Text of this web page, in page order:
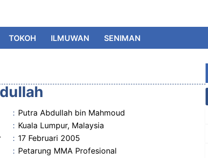
TOKOH ILMUWAN SENIMAN
: Putra Abdullah bin Mahmoud
: Kuala Lumpur, Malaysia
: 17 Februari 2005
: Petarung MMA Profesional